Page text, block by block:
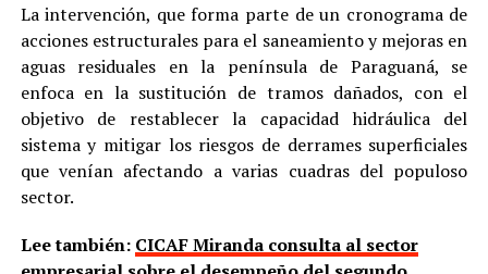
La intervención, que forma parte de un cronograma de
acciones estructurales para el saneamiento y mejoras en
aguas residuales en la península de Paraguaná, se
enfoca en la sustitución de tramos dañados, con el
objetivo de restablecer la capacidad hidráulica del
sistema y mitigar los riesgos de derrames superficiales
que venían afectando a varias cuadras del populoso
sector.
Lee también: CICAF Miranda consulta al sector